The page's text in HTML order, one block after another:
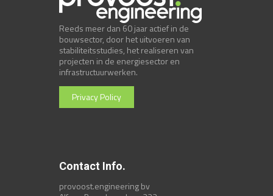
Reeds meer dan 60 jaar actief in de
bouwsector, door het uitvoeren van
stabiliteitsstudies, het realiseren van
projecten in de energiesector en
infrastructuurwerken.
Privacy Policy
Contact Info.
provoost.engineering bv